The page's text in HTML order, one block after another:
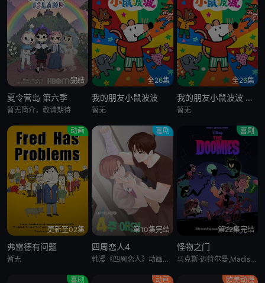
完结
夏令营岛 第六季
暂无简介，敬请期待
全26集
我的朋友小鼠波波
暂无
全26集
我的朋友小鼠波波 英语版
暂无
动画
更新至02集
弗雷德有问题
暂无
喜剧
第10集完结
四周恋人4
韩漫《四周恋人》动画化决定！
喜剧
第22集完结
怪物之门
马克斯·迈特尔曼,Madison Calderon,Noel Gibson,乔恩·贝利,泽赫拉·法扎勒
喜剧 动画 欧美动漫